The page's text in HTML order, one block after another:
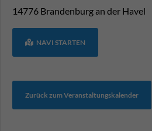
14776 Brandenburg an der Havel
NAVI STARTEN
Zurück zum Veranstaltungskalender